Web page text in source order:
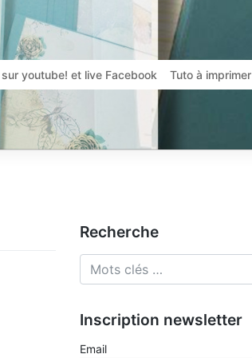
youtube! et live Facebook Tuto à imprimer
Recherche
Inscription newsletter
Email